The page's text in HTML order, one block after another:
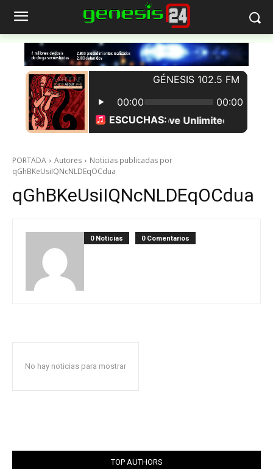
PORTADA Autores
Noticias publicadas por
qGhBKeUsiIQNcNLDEqOCdua
qGhBKeUsiIQNcNLDEqOCdua
0 Noticias 0 Comentarios
No hay noticias para mostrar
TOP AUTHORS